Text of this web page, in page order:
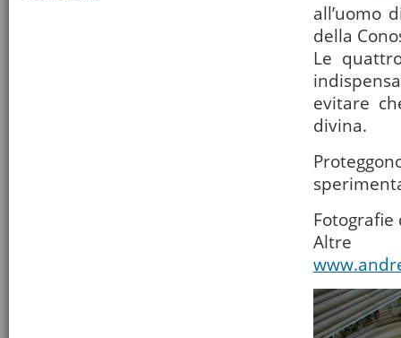
all’uomo
della
Le
evitare
divina.
Altre